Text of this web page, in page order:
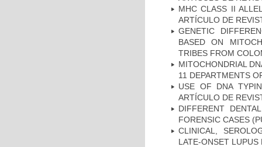
MHC CLASS II
ARTÍCULO DE
GENETIC
BASED ON
TRIBES FROM
MITOCHONDRIAL
11 DEPARTMENTS
USE OF DNA
ARTÍCULO DE
DIFFERENT
FORENSIC CASES
CLINICAL,
LATE-ONSET